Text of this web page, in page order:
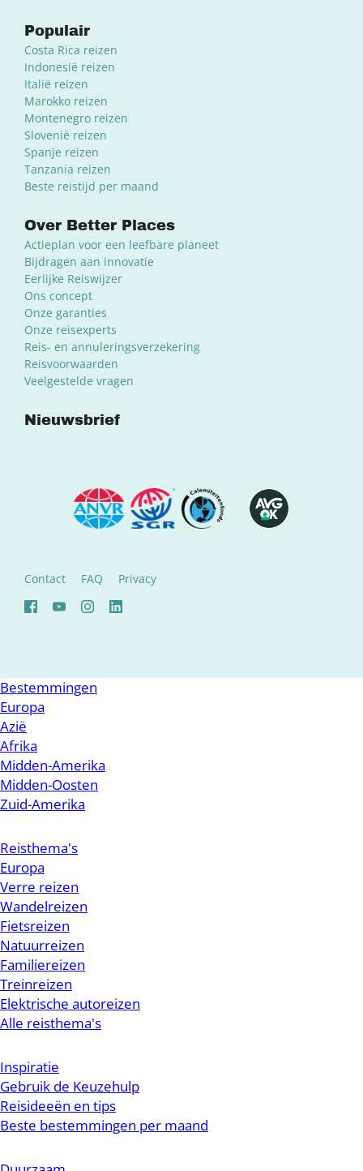
Populair
Costa Rica reizen
Indonesië reizen
Italië reizen
Marokko reizen
Montenegro reizen
Slovenië reizen
Spanje reizen
Tanzania reizen
Beste reistijd per maand
Over Better Places
Actieplan voor een leefbare planeet
Bijdragen aan innovatie
Eerlijke Reiswijzer
Ons concept
Onze garanties
Onze reisexperts
Reis- en annuleringsverzekering
Reisvoorwaarden
Veelgestelde vragen
Nieuwsbrief
Contact FAQ Privacy
Bestemmingen
Europa
Azië
Afrika
Midden-Amerika
Midden-Oosten
Zuid-Amerika
Reisthema's
Europa
Verre reizen
Wandelreizen
Fietsreizen
Natuurreizen
Familiereizen
Treinreizen
Elektrische autoreizen
Alle reisthema's
Inspiratie
Gebruik de Keuzehulp
Reisideeën en tips
Beste bestemmingen per maand